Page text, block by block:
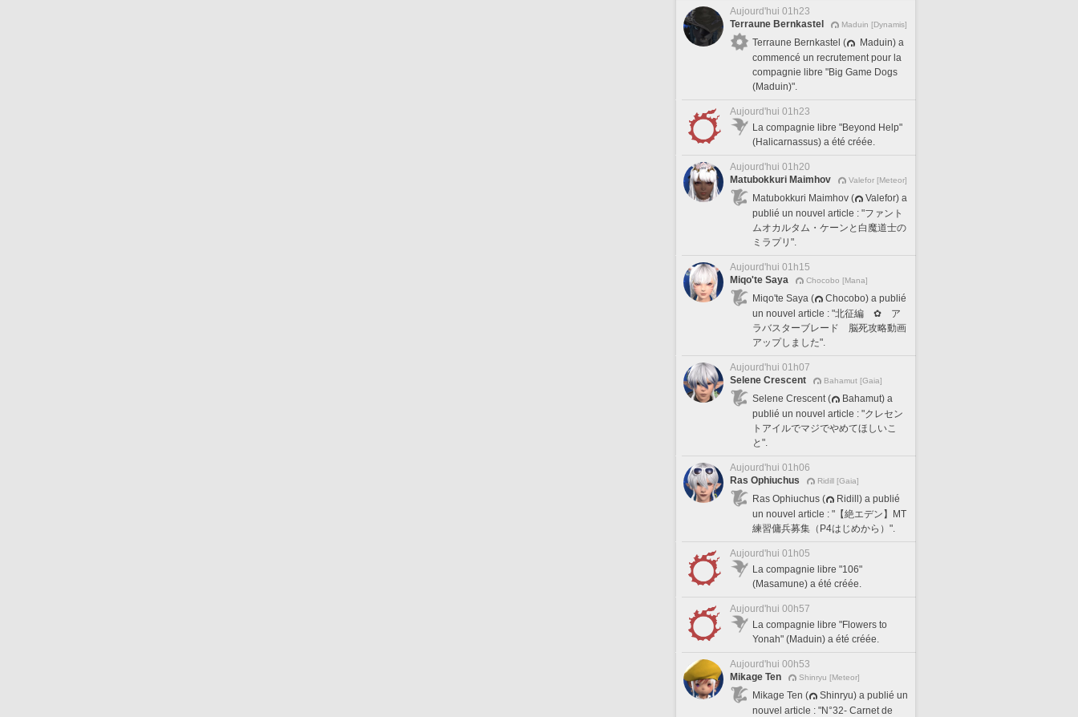
Aujourd'hui 01h23
Terraune Bernkastel
Maduin [Dynamis]
Terraune Bernkastel (
Maduin) a
commencé un recrutement pour la
compagnie libre "Big Game Dogs
(Maduin)".
Aujourd'hui 01h23
La compagnie libre "Beyond Help"
(Halicarnassus) a été créée.
Aujourd'hui 01h20
Matubokkuri Maimhov
Valefor [Meteor]
Matubokkuri Maimhov (
Valefor) a
publié un nouvel article : "ファント
ムオカルタム・ケーンと白魔道士の
ミラプリ".
Aujourd'hui 01h15
Miqo'te Saya
Chocobo [Mana]
Miqo'te Saya (
Chocobo) a publié
un nouvel article : "北征編 ✿ ア
ラバスターブレード 脳死攻略動画
アップしました".
Aujourd'hui 01h07
Selene Crescent
Bahamut [Gaia]
Selene Crescent (
Bahamut) a
publié un nouvel article : "クレセン
トアイルでマジでやめてほしいこ
と".
Aujourd'hui 01h06
Ras Ophiuchus
Ridill [Gaia]
Ras Ophiuchus (
Ridill) a publié
un nouvel article : "【絶エデン】MT
練習傭兵募集（P4はじめから）".
Aujourd'hui 01h05
La compagnie libre "106"
(Masamune) a été créée.
Aujourd'hui 00h57
La compagnie libre "Flowers to
Yonah" (Maduin) a été créée.
Aujourd'hui 00h53
Mikage Ten
Shinryu [Meteor]
Mikage Ten (
Shinryu) a publié un
nouvel article : "N°32- Carnet de